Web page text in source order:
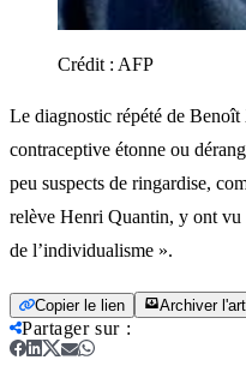
Crédit : AFP
Le diagnostic répété de
contraceptive étonne ou
peu suspects de ringardise,
relève Henri Quantin, y ont vu
de l’individualisme ».
Copier le lien Archiver
Partager sur: